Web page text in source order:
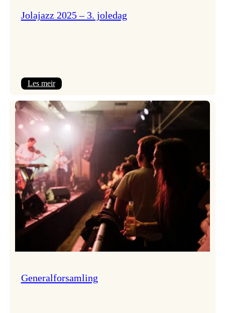
Jolajazz 2025 – 3. joledag
Les meir:
2025
–
joledag
Generalforsamling